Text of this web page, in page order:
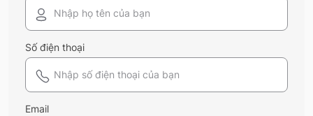
Số điện thoại
Email